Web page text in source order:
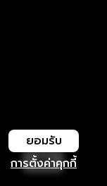
การตั้งค่าคุกกี้
ยอมรับ
เปิด